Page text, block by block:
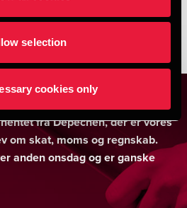
selection
cookies only
fra Depechen, der er vores
om skat, moms og regnskab.
anden onsdag og er ganske